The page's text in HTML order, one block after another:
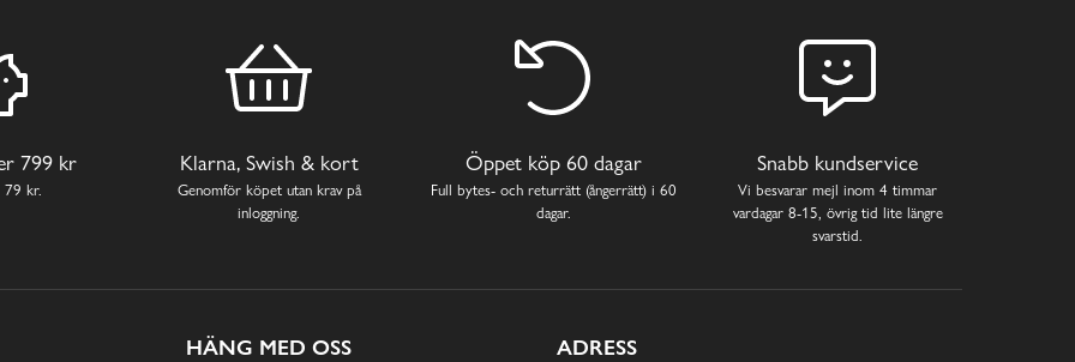
799 kr
79 kr.
Klarna, Swish & kort
Genomför köpet utan krav på
inloggning.
Öppet köp 60 dagar
Full bytes- och returrätt (ångerrätt) i 60
dagar.
Snabb kundservice
Vi besvarar mejl inom 4 timmar
vardagar 8-15, övrig tid lite längre
svarstid.
HÄNG MED OSS
ADRESS